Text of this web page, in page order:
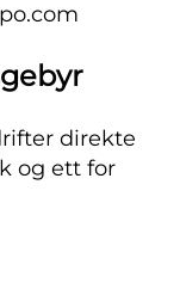
direkte
og ett for